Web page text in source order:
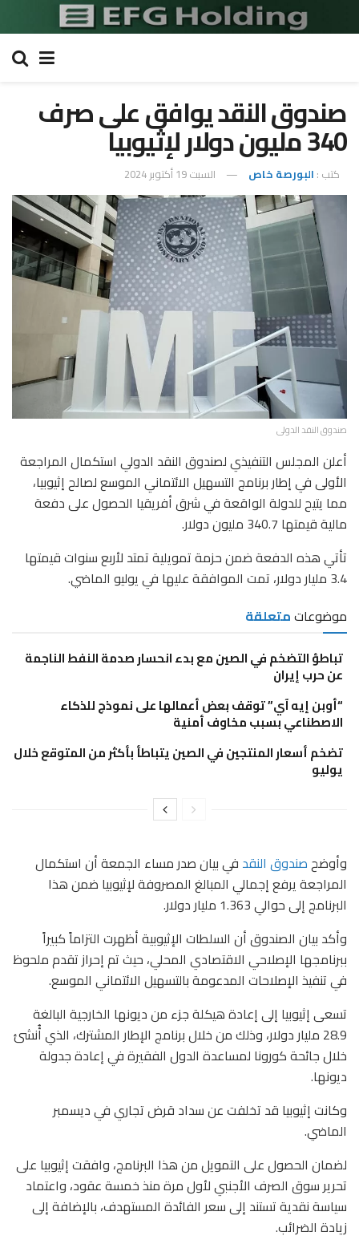
صندوق النقد يوافق على صرف
340 مليون دولار لإثيوبيا
كتب : البورصة خاص السبت 19 أكتوبر 2024
صندوق النقد الدولى
أعلن المجلس التنفيذي لصندوق النقد الدولي استكمال المراجعة
الأولى في إطار برنامج التسهيل الائتماني الموسع لصالح إثيوبيا،
مما يتيح للدولة الواقعة في شرق أفريقيا الحصول على دفعة
مالية قيمتها 340.7 مليون دولار.
تأتي هذه الدفعة ضمن حزمة تمويلية تمتد لأربع سنوات قيمتها
3.4 مليار دولار، تمت الموافقة عليها في يوليو الماضي.
موضوعاتمتعلقة
تباطؤ التضخم في الصين مع بدء انحسار صدمة النفط الناجمة
عن حرب إيران
“أوبن إيه آي” توقف بعض أعمالها على نموذج للذكاء
الاصطناعي بسبب مخاوف أمنية
تضخم أسعار المنتجين في الصين يتباطأ بأكثر من المتوقع خلال
يوليو
وأوضحصندوق النقد في بيان صدر مساء الجمعة أن استكمال
المراجعة يرفع إجمالي المبالغ المصروفة لإثيوبيا ضمن هذا
البرنامج إلى حوالي 1.363 مليار دولار.
وأكد بيان الصندوق أن السلطات الإثيوبية أظهرت التزاماً كبيراً
ببرنامجها الإصلاحي الاقتصادي المحلي، حيث تم إحراز تقدم ملحوظ
في تنفيذ الإصلاحات المدعومة بالتسهيل الائتماني الموسع.
تسعى إثيوبيا إلى إعادة هيكلة جزء من ديونها الخارجية البالغة
28.9 مليار دولار، وذلك من خلال برنامج الإطار المشترك، الذي أُنشئ
خلال جائحة كورونا لمساعدة الدول الفقيرة في إعادة جدولة
ديونها.
وكانت إثيوبيا قد تخلفت عن سداد قرض تجاري في ديسمبر
الماضي.
لضمان الحصول على التمويل من هذا البرنامج، وافقت إثيوبيا على
تحرير سوق الصرف الأجنبي لأول مرة منذ خمسة عقود، واعتماد
سياسة نقدية تستند إلى سعر الفائدة المستهدف، بالإضافة إلى
زيادة الضرائب.